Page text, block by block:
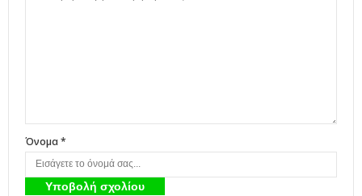
Όνομα *